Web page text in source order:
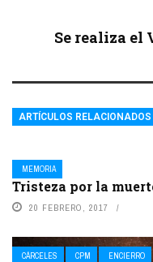
Se realiza el
ARTÍCULOS RELACIONADOS
MEMORIA
Tristeza por la
20 FEBRERO, 2017
CÁRCELES CPM ENCIERRO